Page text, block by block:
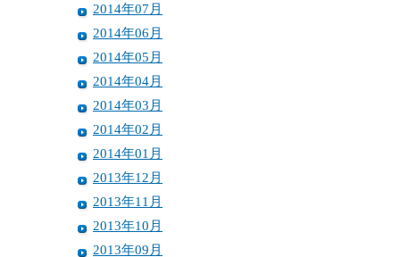
2014年07月
2014年06月
2014年05月
2014年04月
2014年03月
2014年02月
2014年01月
2013年12月
2013年11月
2013年10月
2013年09月